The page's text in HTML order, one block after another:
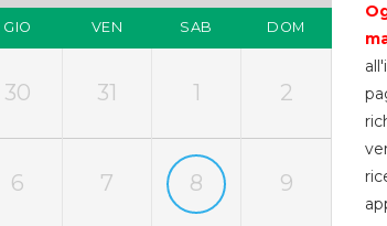
GIO VEN SAB DOM
30 31 1 2
6 7 8 9